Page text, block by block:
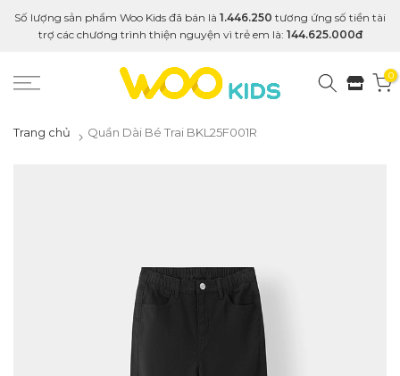
Số lượng sản phẩm Woo Kids đã bán là 1.446.250 tương ứng số tiền tài
trợ các chương trình thiện nguyện vì trẻ em là: 144.625.000đ
0
Trang chủ Quần Dài Bé Trai BKL25F001R